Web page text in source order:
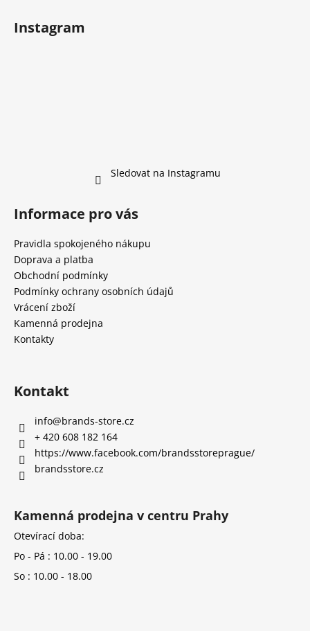
Instagram
Sledovat na Instagramu
Informace pro vás
Pravidla spokojeného nákupu
Doprava a platba
Obchodní podmínky
Podmínky ochrany osobních údajů
Vrácení zboží
Kamenná prodejna
Kontakty
Kontakt
info@brands-store.cz
+ 420 608 182 164
https://www.facebook.com/brandsstoreprague/
brandsstore.cz
Kamenná prodejna v centru Prahy
Otevírací doba:
Po - Pá : 10.00 - 19.00
So : 10.00 - 18.00